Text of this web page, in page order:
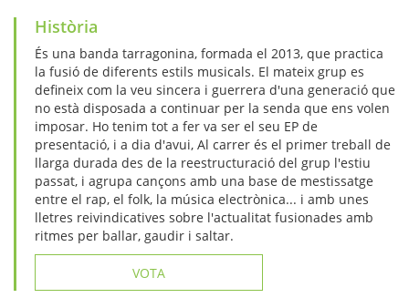
Història
És una banda tarragonina, formada el 2013, que practica
la fusió de diferents estils musicals. El mateix grup es
defineix com la veu sincera i guerrera d'una generació que
no està disposada a continuar per la senda que ens volen
imposar. Ho tenim tot a fer va ser el seu EP de
presentació, i a dia d'avui, Al carrer és el primer treball de
llarga durada des de la reestructuració del grup l'estiu
passat, i agrupa cançons amb una base de mestissatge
entre el rap, el folk, la música electrònica... i amb unes
lletres reivindicatives sobre l'actualitat fusionades amb
ritmes per ballar, gaudir i saltar.
VOTA